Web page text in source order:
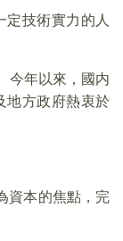
技術實力的人
今年以來，國内
地方政府熱衷於
資本的焦點，完